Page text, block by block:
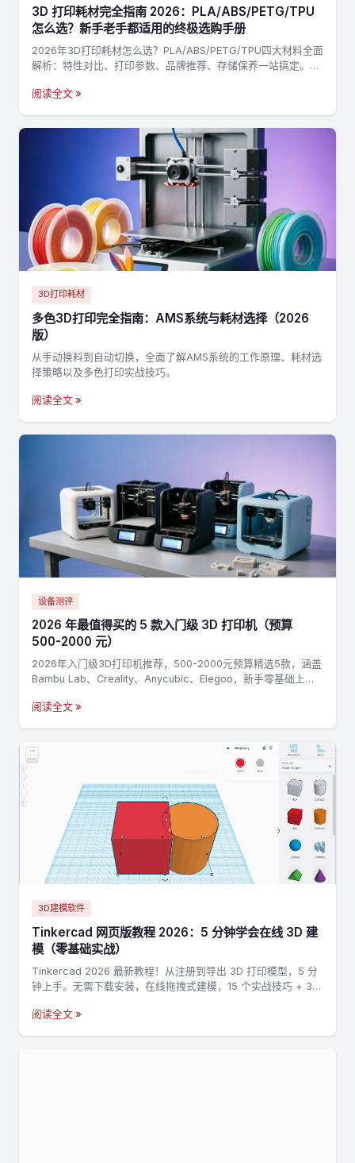
3D 打印耗材完全指南 2026：PLA/ABS/PETG/TPU
怎么选？新手老手都适用的终极选购手册
2026年3D打印耗材怎么选？PLA/ABS/PETG/TPU四大材料全面
解析：特性对比、打印参数、品牌推荐、存储保养一站搞定。附
阅读全文 »
3D打印耗材
多色3D打印完全指南：AMS系统与耗材选择（2026
版）
从手动换料到自动切换，全面了解AMS系统的工作原理、耗材选
择策略以及多色打印实战技巧。
阅读全文 »
设备测评
2026 年最值得买的 5 款入门级 3D 打印机（预算
500-2000 元）
2026年入门级3D打印机推荐，500-2000元预算精选5款，涵盖
Bambu Lab、Creality、Anycubic、Elegoo，新手零基础上手
阅读全文 »
3D建模软件
Tinkercad 网页版教程 2026：5 分钟学会在线 3D 建
模（零基础实战）
Tinkercad 2026 最新教程！从注册到导出 3D 打印模型，5 分
钟上手。无需下载安装，在线拖拽式建模，15 个实战技巧 + 3
阅读全文 »